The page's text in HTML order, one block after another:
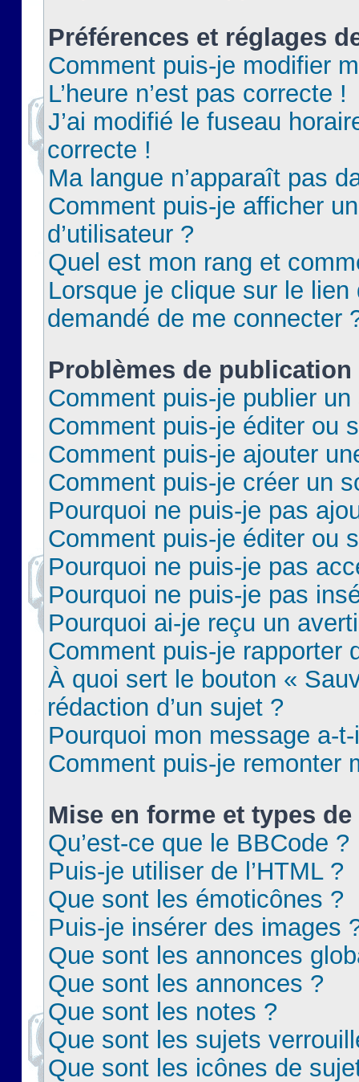
Préférences et réglages
Comment puis-je modifier
L’heure n’est pas correcte !
J’ai modifié le fuseau
correcte !
Ma langue n’apparaît pas
Comment puis-je afficher
d’utilisateur ?
Quel est mon rang et
Lorsque je clique sur le lien
demandé de me connecter
Problèmes de publication
Comment puis-je publier
Comment puis-je éditer ou
Comment puis-je ajouter
Comment puis-je créer un
Pourquoi ne puis-je pas
Comment puis-je éditer ou
Pourquoi ne puis-je pas
Pourquoi ne puis-je pas
Pourquoi ai-je reçu un
Comment puis-je rapporter
À quoi sert le bouton «
rédaction d’un sujet ?
Pourquoi mon message a-
Comment puis-je remonter
Mise en forme et types
Qu’est-ce que le BBCode ?
Puis-je utiliser de l’HTML ?
Que sont les émoticônes ?
Puis-je insérer des images
Que sont les annonces
Que sont les annonces ?
Que sont les notes ?
Que sont les sujets
Que sont les icônes de